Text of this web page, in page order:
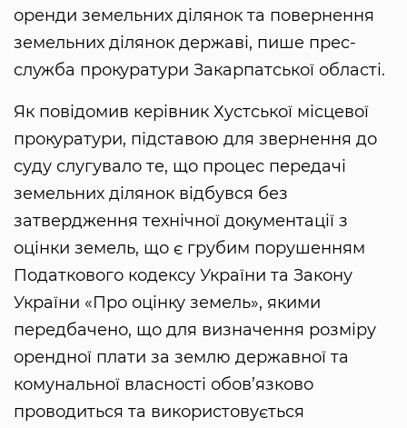
оренди земельних ділянок та повернення
земельних ділянок державі, пише прес-
служба прокуратури Закарпатської області.
Як повідомив керівник Хустської місцевої
прокуратури, підставою для звернення до
суду слугувало те, що процес передачі
земельних ділянок відбувся без
затвердження технічної документації з
оцінки земель, що є грубим порушенням
Податкового кодексу України та Закону
України «Про оцінку земель», якими
передбачено, що для визначення розміру
орендної плати за землю державної та
комунальної власності обов’язково
проводиться та використовується